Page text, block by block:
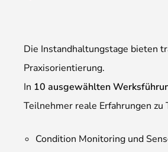
Die Instandhaltungstage bieten
Praxisorientierung.
In 10 ausgewählten
Teilnehmer reale Erfahrungen zu
Condition Monitoring und